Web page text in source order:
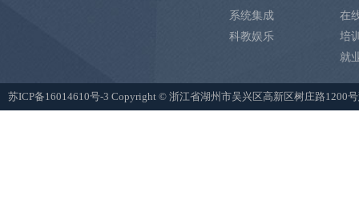
系统集成
科教娱乐
在
培
就
苏ICP备16014610号-3 Copyright © 浙江省湖州市吴兴区高新区树庄路